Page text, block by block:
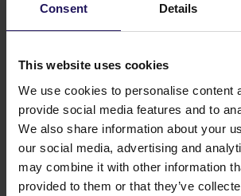
Consent Details
This website uses cookies
We use cookies to personalise content
provide social media features and to
We also share information about your
our social media, advertising and
may combine it with other information
provided to them or that they’ve
powierzchni 455 000 mkw. netto.
również imponujący portfel nowych
na wybudowanie 1,8 mln mkw.
komercyjnej i mieszkaniowej. Łączne
przekraczają 2.6 mld euro.
Akcje GTC notowane są na GPW w
w prestiżowym indeksie WIG20.
wchodzą też w skład
MSCI i Dow Jones STOXX Eastern
jak również indeksu GPR250,